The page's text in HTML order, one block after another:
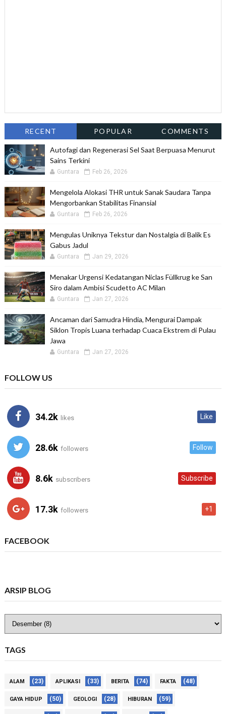
RECENT POPULAR COMMENTS
Autofagi dan Regenerasi Sel Saat Berpuasa Menurut
Sains Terkini
Guntara Feb 26, 2026
Mengelola Alokasi THR untuk Sanak Saudara Tanpa
Mengorbankan Stabilitas Finansial
Guntara Feb 26, 2026
Mengulas Uniknya Tekstur dan Nostalgia di Balik Es
Gabus Jadul
Guntara Jan 29, 2026
Menakar Urgensi Kedatangan Niclas Füllkrug ke San
Siro dalam Ambisi Scudetto AC Milan
Guntara Jan 27, 2026
Ancaman dari Samudra Hindia, Mengurai Dampak
Siklon Tropis Luana terhadap Cuaca Ekstrem di Pulau
Jawa
Guntara Jan 27, 2026
FOLLOW US
34.2k likes Like
28.6k followers Follow
8.6k subscribers Subscribe
17.3k followers +1
FACEBOOK
ARSIP BLOG
TAGS
ALAM (23) APLIKASI (33) BERITA (74) FAKTA (48)
GAYA HIDUP (50) GEOLOGI (28) HIBURAN (59)